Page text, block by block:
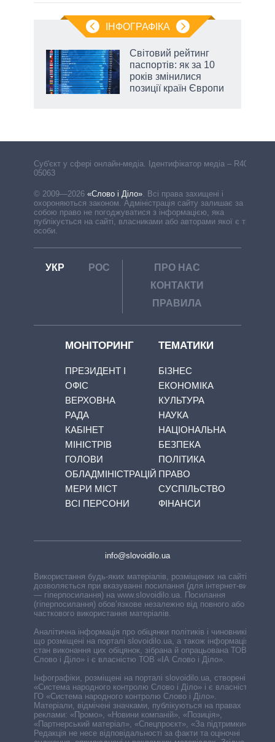
ІНФОГРАФІКА
Світовий рейтинг
паспортів: як за 10
років змінилися
позиції країн Європи
Cуб'єкт у сфері онлайн-медіа. Ідентифікатор медіа – R40-
05063
© 2009—2026 «Слово і Діло». Всі права захищені і
охороняються законом. Адміністрація сайту залишає за
собою право не погоджуватися з інформацією, яка
публікується на сайті, власниками або авторами якої є треті
особи.
УКР РОС
ПРО НАС
КОНТАКТИ
ПРАВИЛА
МОНІТОРИНГ
ПРЕЗИДЕНТ І
ОФІС
ВЕРХОВНА
РАДА
КАБІНЕТ
МІНІСТРІВ
ГОЛОВИ
ОБЛАДМІНІСТРАЦІЙ
МЕРИ МІСТ
ВСІ ПЕРСОНИ
ТЕМАТИКИ
БІЗНЕС
ЕКОНОМІКА
КУЛЬТУРА
НАУКА
НАЦІОНАЛЬНА
БЕЗПЕКА
ПОЛІТИКА
ПРАВО
СУСПІЛЬСТВО
ФІНАНСИ
info@slovoidilo.ua
Використання будь-яких матеріалів, розміщених на сайті,
дозволяється при вказуванні посилання (для інтернет-видань
— гіперпосилання) на www.slovoidilo.ua. Посилання
(гіперпосилання) обов’язкове незалежно від повного або
часткового використання матеріалів.
Аналітична інформація про обіцянки політиків і чиновників,
що розміщені на порталі slovoidilo.ua, а також інформація про
стан виконання цих обіцянок, зібрана й опрацьована ТОВ «ІА
Слово і Діло» і є власністю ТОВ «ІА Слово і Діло».
Інфографіки, розміщені на порталі slovoidilo.ua, створені ГО
«Система народного контролю Слово і Діло» і є власністю
ГО «Система народного контролю Слово і Діло».
Матеріали, відмічені значками, публікуються на правах
реклами: «Промо», «Новини компаній», «Позиція»,
«Партнерський матеріал», «Спецпроєкт», «За підтримки».
Редакція не несе відповідальності за факти та оціночні